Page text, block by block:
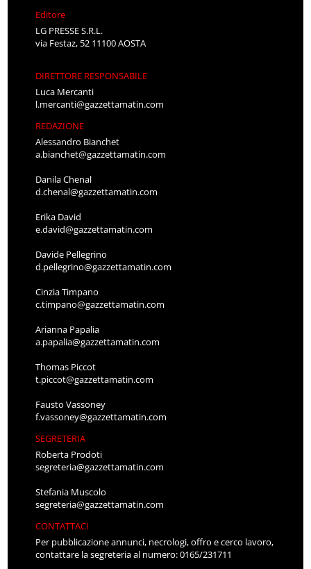
Editore
LG PRESSE S.R.L.
via Festaz, 52 11100 AOSTA
DIRETTORE RESPONSABILE
Luca Mercanti
l.mercanti@gazzettamatin.com
REDAZIONE
Alessandro Bianchet
a.bianchet@gazzettamatin.com
Danila Chenal
d.chenal@gazzettamatin.com
Erika David
e.david@gazzettamatin.com
Davide Pellegrino
d.pellegrino@gazzettamatin.com
Cinzia Timpano
c.timpano@gazzettamatin.com
Arianna Papalia
a.papalia@gazzettamatin.com
Thomas Piccot
t.piccot@gazzettamatin.com
Fausto Vassoney
f.vassoney@gazzettamatin.com
SEGRETERIA
Roberta Prodoti
segreteria@gazzettamatin.com
Stefania Muscolo
segreteria@gazzettamatin.com
CONTATTACI
Per pubblicazione annunci, necrologi, offro e cerco lavoro,
contattare la segreteria al numero: 0165/231711